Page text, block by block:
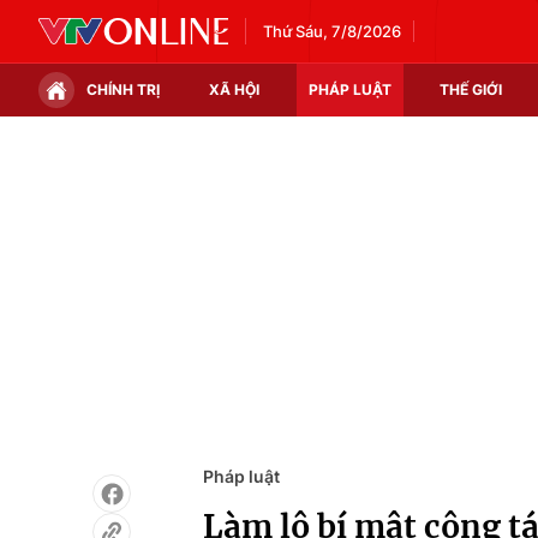
Thứ Sáu, 7/8/2026
CHÍNH TRỊ XÃ HỘI PHÁP LUẬT THẾ GIỚI
Pháp luật
Làm lộ bí mật công